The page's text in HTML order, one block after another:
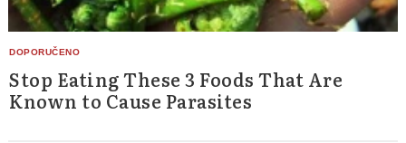
Stop Eating These 3 Foods That Are
Known to Cause Parasites